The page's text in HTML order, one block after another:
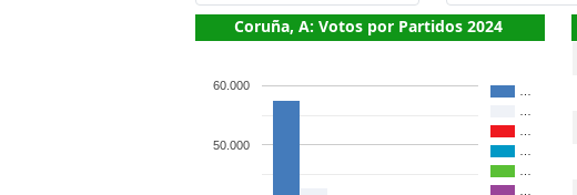
Coruña, A: Votos por Partidos 2024
50.000
60.000